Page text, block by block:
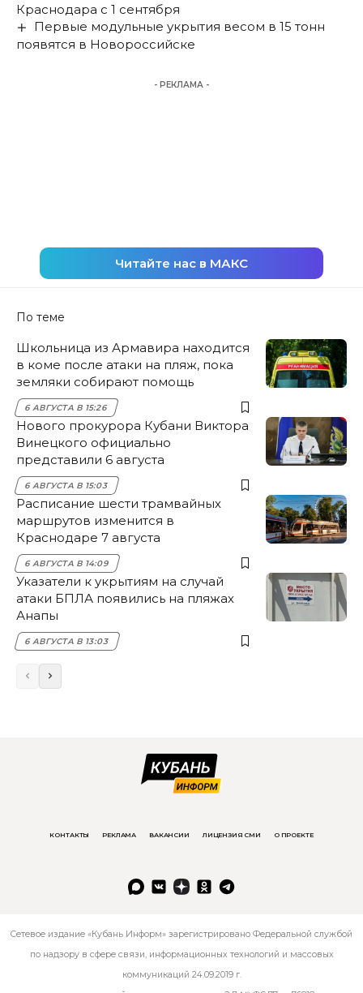
Краснодара с 1 сентября
Первые модульные укрытия весом в 15 тонн
появятся в Новороссийске
- РЕКЛАМА -
Читайте нас в МАКС
По теме
Школьница из Армавира находится
в коме после атаки на пляж, пока
земляки собирают помощь
6 АВГУСТА В 15:26
Нового прокурора Кубани Виктора
Винецкого официально
представили 6 августа
6 АВГУСТА В 15:03
Расписание шести трамвайных
маршрутов изменится в
Краснодаре 7 августа
6 АВГУСТА В 14:09
Указатели к укрытиям на случай
атаки БПЛА появились на пляжах
Анапы
6 АВГУСТА В 13:03
КОНТАКТЫ РЕКЛАМА ВАКАНСИИ ЛИЦЕНЗИЯ СМИ О ПРОЕКТЕ
Сетевое издание «Кубань Информ» зарегистрировано Федеральной службой
по надзору в сфере связи, информационных технологий и массовых
коммуникаций 24.09.2019 г.